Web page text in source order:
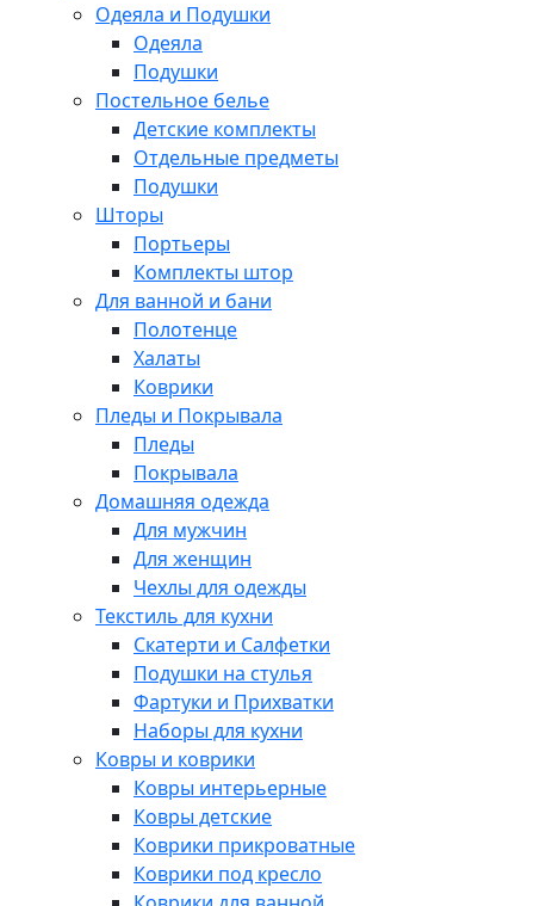
Одеяла и Подушки
Одеяла
Подушки
Постельное белье
Детские комплекты
Отдельные предметы
Подушки
Шторы
Портьеры
Комплекты штор
Для ванной и бани
Полотенце
Халаты
Коврики
Пледы и Покрывала
Пледы
Покрывала
Домашняя одежда
Для мужчин
Для женщин
Чехлы для одежды
Текстиль для кухни
Скатерти и Салфетки
Подушки на стулья
Фартуки и Прихватки
Наборы для кухни
Ковры и коврики
Ковры интерьерные
Ковры детские
Коврики прикроватные
Коврики под кресло